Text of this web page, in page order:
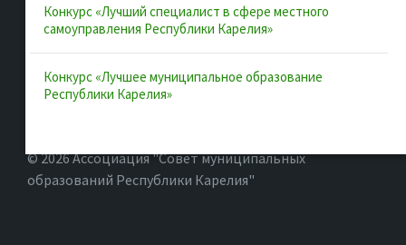
Территориальное общественное самоуправление в
Республике Карелия
ВАРМСУ
ОАТОС
© 2026 Ассоциация "Совет муниципальных
образований Республики Карелия"
Конкурс «Лучший специалист в сфере местного
самоуправления Республики Карелия»
Конкурс «Лучшее муниципальное образование
Республики Карелия»